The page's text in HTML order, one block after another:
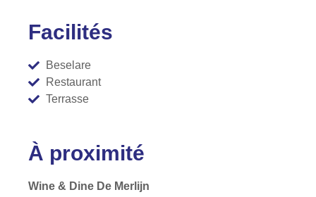
Facilités
Beselare
Restaurant
Terrasse
À proximité
Wine & Dine De Merlijn